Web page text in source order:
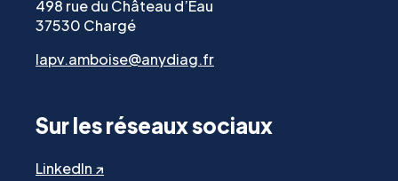
498 rue du Château d’Eau
37530 Chargé
lapv.amboise@anydiag.fr
Sur les réseaux sociaux
LinkedIn ↗